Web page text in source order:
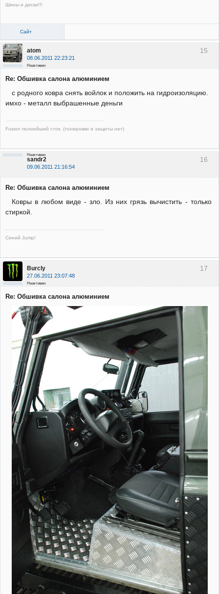
Шины и диски!!!
Сайт
15
atom
08.06.2011 22:23:21
Неактивен
Re: Обшивка салона алюминием
с родного ковра снять войлок и положить на гидроизоляцию.
имхо - металл выбрашенные деньги
Fusion полнейший сток. (тонировки и защиты нет)
16
sandr2
09.06.2011 21:16:54
Неактивен
Re: Обшивка салона алюминием
Ковры в любом виде - зло. Из них грязь вычистить - только
стиркой.
Синий Jump!
17
Burcly
27.06.2011 23:07:48
Неактивен
Re: Обшивка салона алюминием